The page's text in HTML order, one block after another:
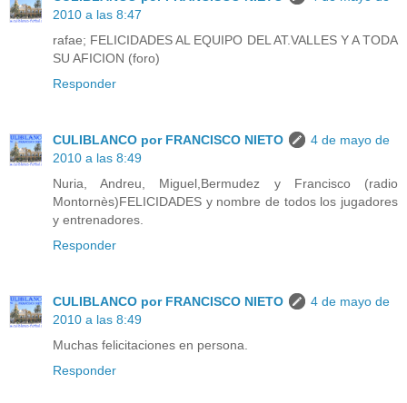
2010 a las 8:47
rafae; FELICIDADES AL EQUIPO DEL AT.VALLES Y A TODA
SU AFICION (foro)
Responder
CULIBLANCO por FRANCISCO NIETO
4 de mayo de
2010 a las 8:49
Nuria, Andreu, Miguel,Bermudez y Francisco (radio
Montornès)FELICIDADES y nombre de todos los jugadores
y entrenadores.
Responder
CULIBLANCO por FRANCISCO NIETO
4 de mayo de
2010 a las 8:49
Muchas felicitaciones en persona.
Responder